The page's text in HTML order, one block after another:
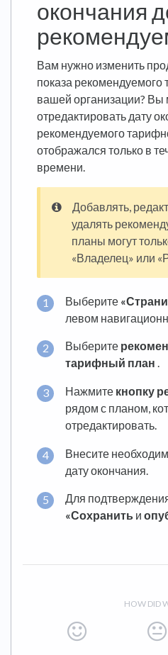
окончания
Вам нужно изменить
показа рекомендуемого
вашей организации? Вы
отредактировать дату
рекомендуемого
отображался только в
времени.
Добавлять,
удалять
планы могут
«Владелец» или
Выберите
левом
Выберите
тарифный план .
Нажмите кнопку
рядом с планом,
отредактировать.
Внесите
дату окончания.
Для
«Сохранить и
HOW DID